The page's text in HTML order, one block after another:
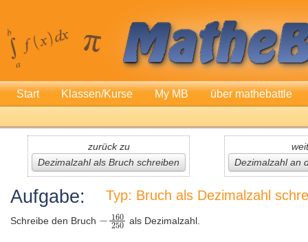
Start Klassen/Kurse My MB über mathebattle
zurück zu
Dezimalzahl als Bruch schreiben
Dezimalzahl an
Aufgabe: Typ: Bruch als Dezimalzahl
Schreibe den Bruch als Dezimalzahl.